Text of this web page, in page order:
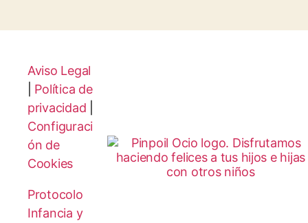
Aviso Legal
Política de
privacidad
Configuraci
ón de
Cookies
Protocolo
Infancia y